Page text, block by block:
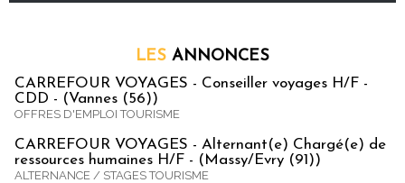
LES ANNONCES
CARREFOUR VOYAGES - Conseiller voyages H/F -
CDD - (Vannes (56))
OFFRES D'EMPLOI TOURISME
CARREFOUR VOYAGES - Alternant(e) Chargé(e) de
ressources humaines H/F - (Massy/Evry (91))
ALTERNANCE / STAGES TOURISME